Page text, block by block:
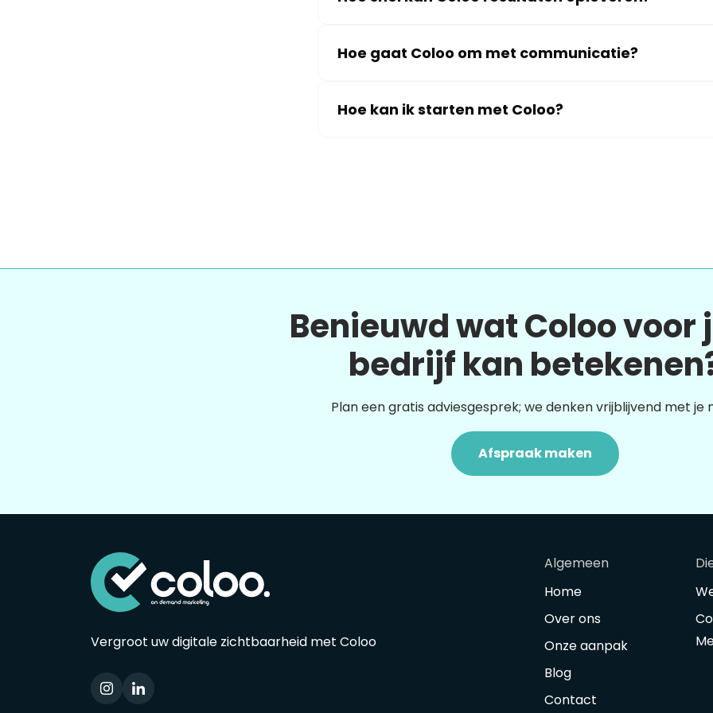
Hoe gaat Coloo om met communicatie?
Hoe kan ik starten met Coloo?
Benieuwd wat Coloo voor
bedrijf kan
Plan een gratis adviesgesprek; we denken vrijblijvend met je
Afspraak maken
Vergroot uw digitale zichtbaarheid met Coloo
Algemeen
Home
Over ons
Onze aanpak
Blog
Contact